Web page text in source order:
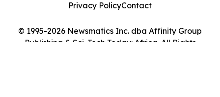
© 1995-2026 Newsmatics Inc. dba Affinity Group
Publishing & Sci-Tech Today: Africa. All Rights
Privacy PolicyContact